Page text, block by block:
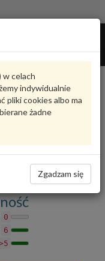
w celach
indywidualnie
pliki cookies albo ma
żadne
Zgadzam się
0
6